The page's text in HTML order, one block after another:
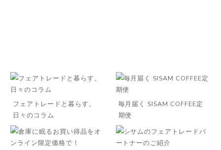
フェアトレードと暮らす。
日々のコラム
毎月届く SISAM COFFEE定
期便